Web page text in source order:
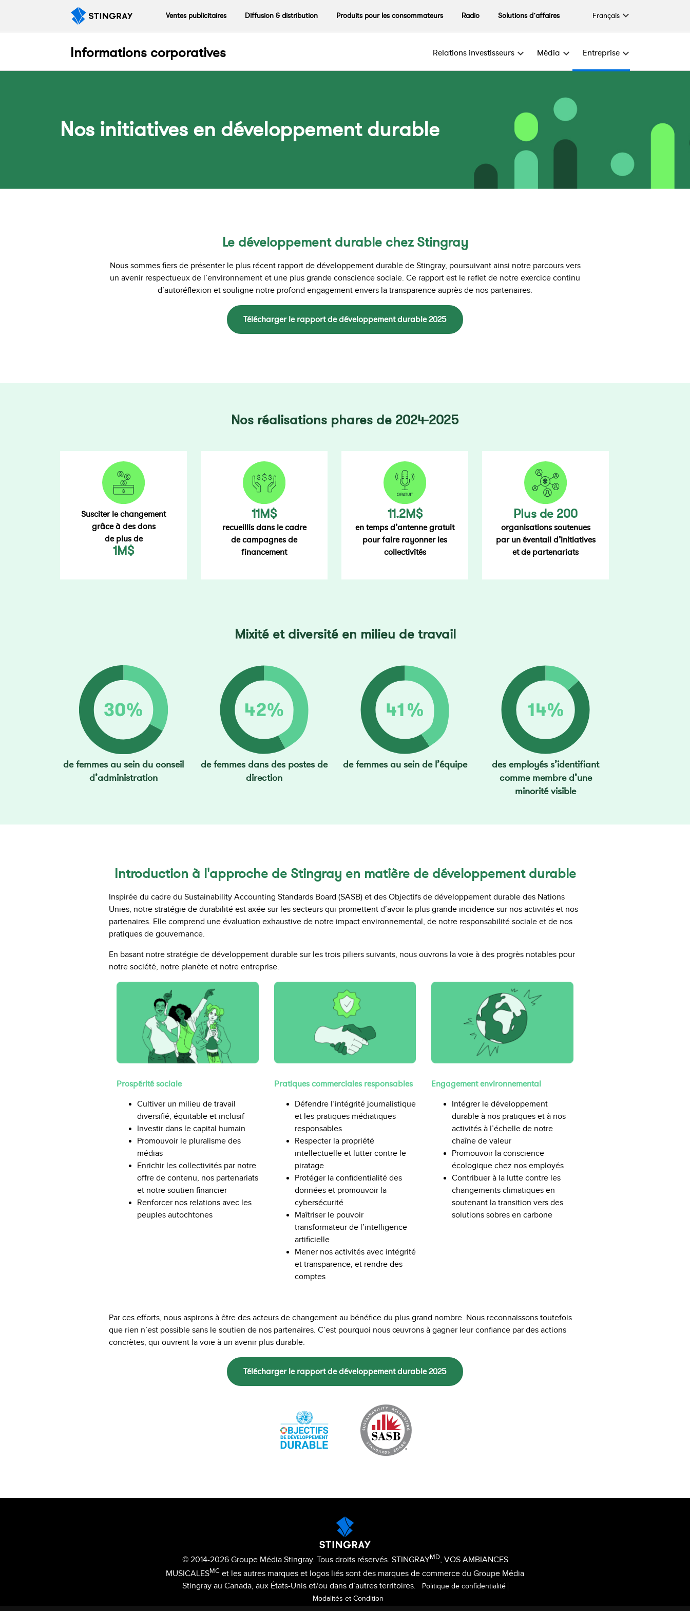
Ventes publicitaires Diffusion & distribution Produits pour les consommateurs Radio Solutions d’affaires Français
Informations corporatives Relations investisseurs Média Entreprise
Nos initiatives en développement durable
Le développement durable chez Stingray
Nous sommes fiers de présenter le plus récent rapport de développement durable de Stingray, poursuivant ainsi notre parcours vers
un avenir respectueux de l’environnement et une plus grande conscience sociale. Ce rapport est le reflet de notre exercice continu
d’autoréflexion et souligne notre profond engagement envers la transparence auprès de nos partenaires.
Télécharger le rapport de développement durable 2025
Nos réalisations phares de 2024-2025
Susciter le changement
grâce à des dons
de plus de
1M$
11M$
recueillis dans le cadre
de campagnes de
financement
11.2M$
en temps d’antenne gratuit
pour faire rayonner les
collectivités
Plus de 200
organisations soutenues
par un éventail d’initiatives
et de partenariats
Mixité et diversité en milieu de travail
de femmes au sein du conseil
d’administration
de femmes dans des postes de
direction
de femmes au sein de l’équipe
des employés s’identifiant
comme membre d’une
minorité visible
Introduction à l'approche de Stingray en matière de développement durable
Inspirée du cadre du Sustainability Accounting Standards Board (SASB) et des Objectifs de développement durable des Nations
Unies, notre stratégie de durabilité est axée sur les secteurs qui promettent d’avoir la plus grande incidence sur nos activités et nos
partenaires. Elle comprend une évaluation exhaustive de notre impact environnemental, de notre responsabilité sociale et de nos
pratiques de gouvernance.
En basant notre stratégie de développement durable sur les trois piliers suivants, nous ouvrons la voie à des progrès notables pour
notre société, notre planète et notre entreprise.
Prospérité sociale
Cultiver un milieu de travail
diversifié, équitable et inclusif
Investir dans le capital humain
Promouvoir le pluralisme des
médias
Enrichir les collectivités par notre
offre de contenu, nos partenariats
et notre soutien financier
Renforcer nos relations avec les
peuples autochtones
Pratiques commerciales responsables
Défendre l’intégrité journalistique
et les pratiques médiatiques
responsables
Respecter la propriété
intellectuelle et lutter contre le
piratage
Protéger la confidentialité des
données et promouvoir la
cybersécurité
Maîtriser le pouvoir
transformateur de l’intelligence
artificielle
Mener nos activités avec intégrité
et transparence, et rendre des
comptes
Engagement environnemental
Intégrer le développement
durable à nos pratiques et à nos
activités à l’échelle de notre
chaîne de valeur
Promouvoir la conscience
écologique chez nos employés
Contribuer à la lutte contre les
changements climatiques en
soutenant la transition vers des
solutions sobres en carbone
Par ces efforts, nous aspirons à être des acteurs de changement au bénéfice du plus grand nombre. Nous reconnaissons toutefois
que rien n’est possible sans le soutien de nos partenaires. C’est pourquoi nous œuvrons à gagner leur confiance par des actions
concrètes, qui ouvrent la voie à un avenir plus durable.
Télécharger le rapport de développement durable 2025
© 2014-2026 Groupe Média Stingray. Tous droits réservés. STINGRAYMD, VOS AMBIANCES
MUSICALESMC et les autres marques et logos liés sont des marques de commerce du Groupe Média
Stingray au Canada, aux États-Unis et/ou dans d’autres territoires.
Politique de confidentialité
Modalités et Condition